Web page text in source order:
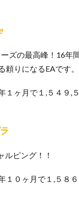
ズの最高峰！16年
頼りになるEAです。
１ヶ月で１,５４９,
ルピング！！
１０ヶ月で１,５８